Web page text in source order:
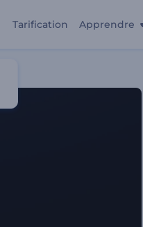
Tarification Apprendre